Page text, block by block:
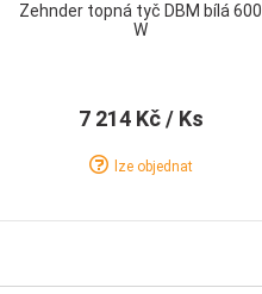
Zehnder topná tyč DBM bílá 600
W
7 214 Kč/ Ks
lze objednat